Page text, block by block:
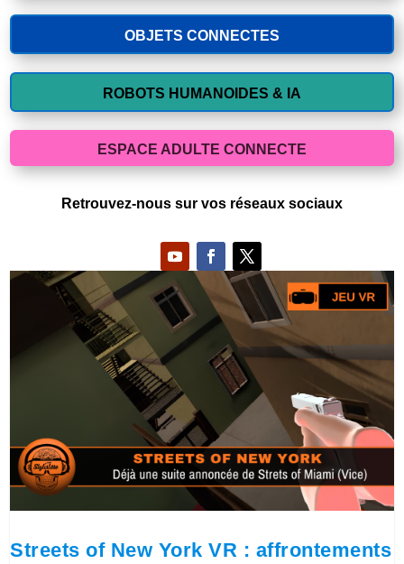
OBJETS CONNECTES
ROBOTS HUMANOIDES & IA
ESPACE ADULTE CONNECTE
Retrouvez-nous sur vos réseaux sociaux
Streets of New York VR : affrontements